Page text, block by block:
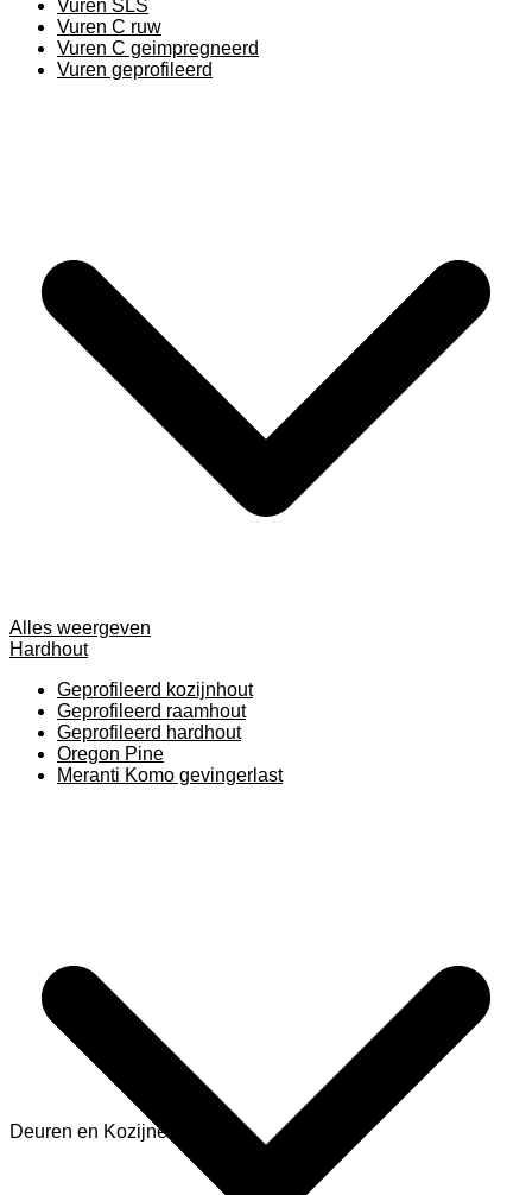
Vuren SLS
Vuren C ruw
Vuren C geimpregneerd
Vuren geprofileerd
Alles weergeven
Hardhout
Geprofileerd kozijnhout
Geprofileerd raamhout
Geprofileerd hardhout
Oregon Pine
Meranti Komo gevingerlast
Deuren en Kozijnen